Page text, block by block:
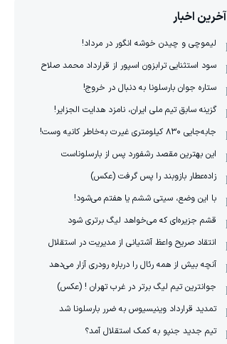
آخرین اخبار
لیموچی و چیدن خوشه انگور در مرداد!
سود استثنایی ترابزون اسپور از قرارداد محمد صلاح
ستاره جوان بارسلونا به دنبال در خروج!
گزینه سابق تیم ملی ایران، نامزد هدایت الجزایر!
جابه‌جایی ۸۳۰ کیلومتری غیرت به‌خاطر کانیه وست!
این بهترین مقصد رشفورد پس از بارسلوناست
زاده‌عطار بازوبند را پس گرفت (عکس)
با این وضع، سیتی ششم یا هفتم می‌شود!
قشم جزیره‌ای که می‌خواهد لیگ برتری شود
انتقاد صریح واعظ آشتیانی از مدیریت در استقلال
آنچه بیش از همه رئال را درباره رودری آزار می‌دهد
جوانترین تیم لیگ برتر در غرب تهران ! (عکس)
تمدید قرارداد وینیسیوس به ضرر بارسلونا شد
تیم جدید جنپو به کمک استقلال آمد؟